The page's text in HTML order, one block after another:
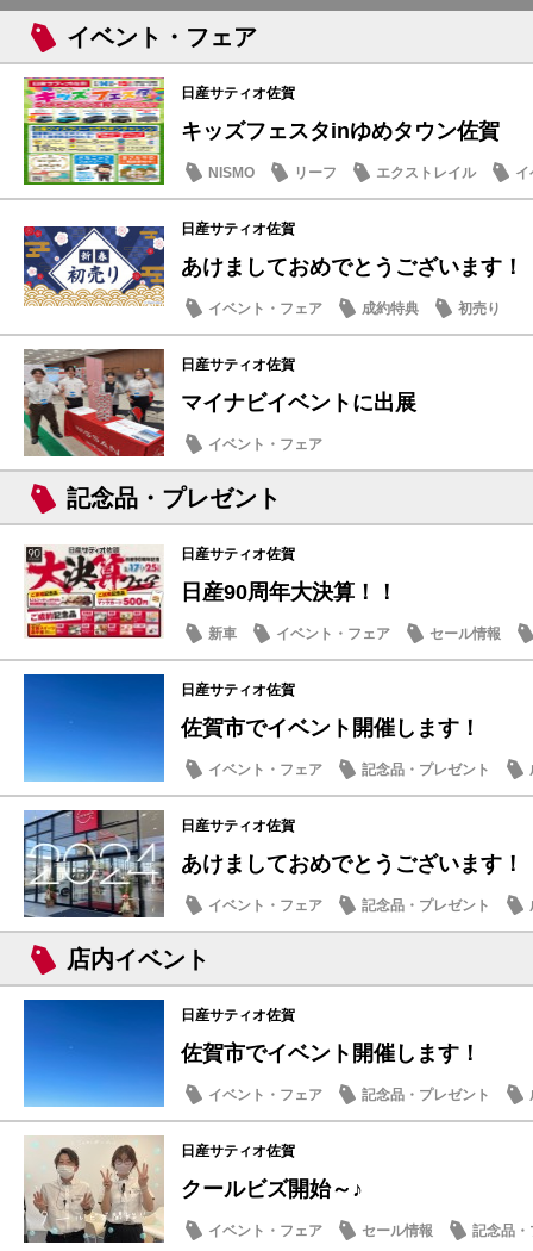
イベント・フェア
日産サティオ佐賀
キッズフェスタinゆめタウン佐賀
NISMO リーフ エクストレイル イ
日産サティオ佐賀
あけましておめでとうございます！
イベント・フェア 成約特典 初売り
日産サティオ佐賀
マイナビイベントに出展
イベント・フェア
記念品・プレゼント
日産サティオ佐賀
日産90周年大決算！！
新車 イベント・フェア
セール情報
お買得車情報
日産サティオ佐賀
佐賀市でイベント開催します！
イベント・フェア 記念品・プレゼント
日産サティオ佐賀
あけましておめでとうございます！
イベント・フェア 記念品・プレゼント
店内イベント
日産サティオ佐賀
佐賀市でイベント開催します！
イベント・フェア 記念品・プレゼント
日産サティオ佐賀
クールビズ開始～♪
イベント・フェア セール情報
記念品・